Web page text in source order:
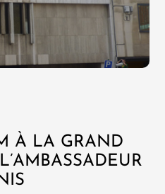
À LA GRAND